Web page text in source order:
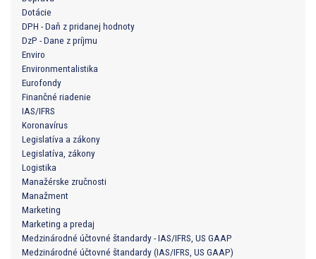
Dotácie
DPH - Daň z pridanej hodnoty
DzP - Dane z príjmu
Enviro
Environmentalistika
Eurofondy
Finančné riadenie
IAS/IFRS
Koronavírus
Legislatíva a zákony
Legislatíva, zákony
Logistika
Manažérske zručnosti
Manažment
Marketing
Marketing a predaj
Medzinárodné účtovné štandardy - IAS/IFRS, US GAAP
Medzinárodné účtovné štandardy (IAS/IFRS, US GAAP)